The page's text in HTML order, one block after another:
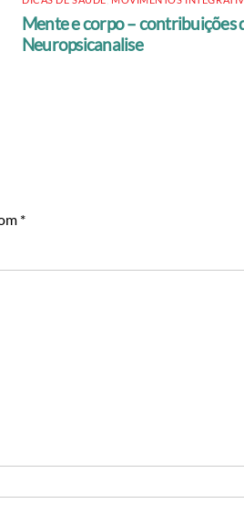
Mente e corpo – contribuições
Neuropsicanalise
*